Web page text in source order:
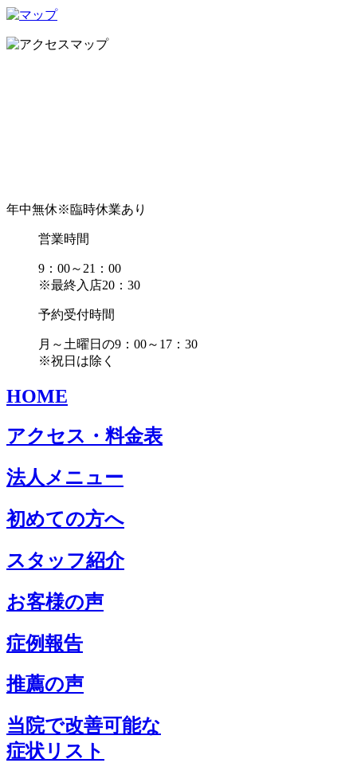
年中無休※臨時休業あり
営業時間
9：00～21：00
※最終入店20：30
予約受付時間
月～土曜日の9：00～17：30
※祝日は除く
HOME
アクセス・料金表
法人メニュー
初めての方へ
スタッフ紹介
お客様の声
症例報告
推薦の声
当院で改善可能な
症状リスト